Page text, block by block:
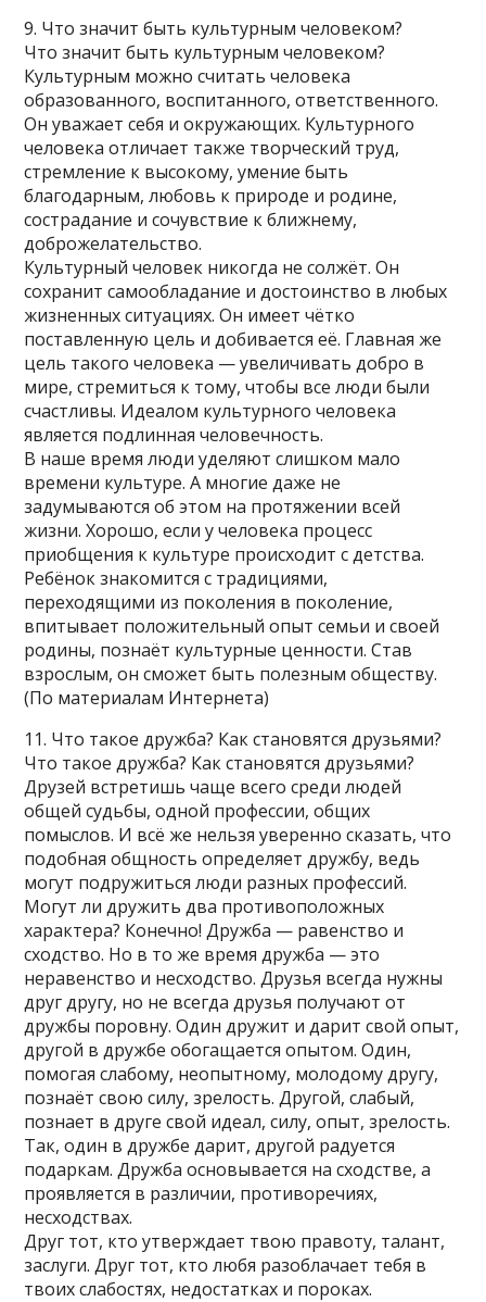
9. Что значит быть культурным человеком?
Что значит быть культурным человеком?
Культурным можно считать человека
образованного, воспитанного, ответственного.
Он уважает себя и окружающих. Культурного
человека отличает также творческий труд,
стремление к высокому, умение быть
благодарным, любовь к природе и родине,
сострадание и сочувствие к ближнему,
доброжелательство.
Культурный человек никогда не солжёт. Он
сохранит самообладание и достоинство в любых
жизненных ситуациях. Он имеет чётко
поставленную цель и добивается её. Главная же
цель такого человека — увеличивать добро в
мире, стремиться к тому, чтобы все люди были
счастливы. Идеалом культурного человека
является подлинная человечность.
В наше время люди уделяют слишком мало
времени культуре. А многие даже не
задумываются об этом на протяжении всей
жизни. Хорошо, если у человека процесс
приобщения к культуре происходит с детства.
Ребёнок знакомится с традициями,
переходящими из поколения в поколение,
впитывает положительный опыт семьи и своей
родины, познаёт культурные ценности. Став
взрослым, он сможет быть полезным обществу.
(По материалам Интернета)
11. Что такое дружба? Как становятся друзьями?
Что такое дружба? Как становятся друзьями?
Друзей встретишь чаще всего среди людей
общей судьбы, одной профессии, общих
помыслов. И всё же нельзя уверенно сказать, что
подобная общность определяет дружбу, ведь
могут подружиться люди разных профессий.
Могут ли дружить два противоположных
характера? Конечно! Дружба — равенство и
сходство. Но в то же время дружба — это
неравенство и несходство. Друзья всегда нужны
друг другу, но не всегда друзья получают от
дружбы поровну. Один дружит и дарит свой опыт,
другой в дружбе обогащается опытом. Один,
помогая слабому, неопытному, молодому другу,
познаёт свою силу, зрелость. Другой, слабый,
познает в друге свой идеал, силу, опыт, зрелость.
Так, один в дружбе дарит, другой радуется
подаркам. Дружба основывается на сходстве, а
проявляется в различии, противоречиях,
несходствах.
Друг тот, кто утверждает твою правоту, талант,
заслуги. Друг тот, кто любя разоблачает тебя в
твоих слабостях, недостатках и пороках.